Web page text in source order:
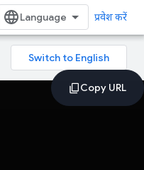
प्रवेश करें